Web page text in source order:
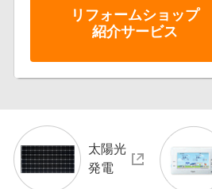
リフォームショップ
紹介サービス
太陽光
発電